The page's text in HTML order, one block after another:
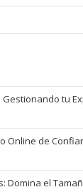
tu
Online de
Domina el